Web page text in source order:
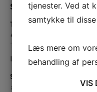
Seneste 3 indlæg
Temaaften 30 September
6. august 2026
Temaaften Når man
Læs mere »
Suppeskovtur – søndag
13. februar 2026
tjenester. Ved at
samtykke til
Læs mere om
behandling af
VIS